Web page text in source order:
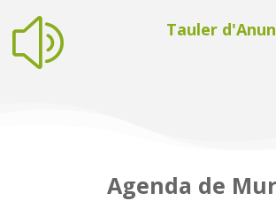
z Tauler
Agenda de